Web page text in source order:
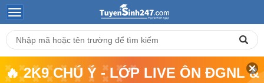
🔥 2K9 CHÚ Ý - LỚP LIVE ÔN ĐGNL &